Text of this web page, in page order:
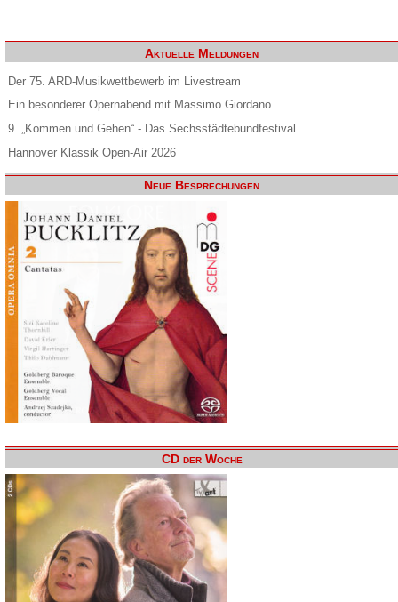
Aktuelle Meldungen
Der 75. ARD-Musikwettbewerb im Livestream
Ein besonderer Opernabend mit Massimo Giordano
9. „Kommen und Gehen“ - Das Sechsstädtebundfestival
Hannover Klassik Open-Air 2026
Neue Besprechungen
CD der Woche